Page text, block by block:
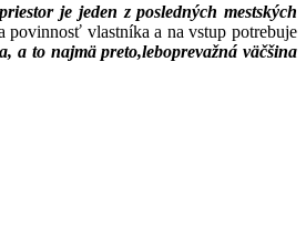
je jeden z posledných mestských
vlastníka a na vstup potrebuje
to najmä preto,leboprevažná väčšina